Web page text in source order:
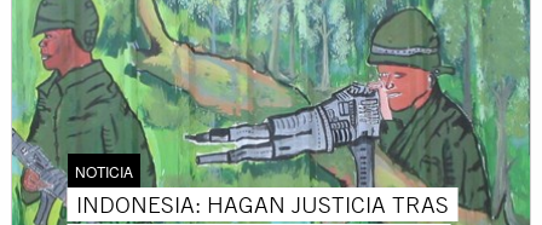
NOTICIA
INDONESIA: HAGAN JUSTICIA TRAS